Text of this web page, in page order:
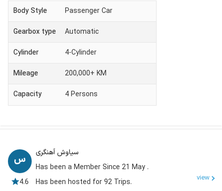
Body Style
Passenger Car
Gearbox type
Automatic
Cylinder
4-Cylinder
Mileage
200,000+ KM
Capacity
4Persons
4.6
سیاوش آهنگری
Has been a Member Since 21 May .
Has been hosted for 92 Trips.
view